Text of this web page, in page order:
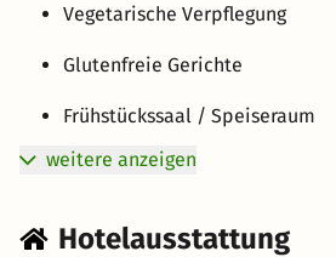
Vegetarische Verpflegung
Glutenfreie Gerichte
Frühstückssaal / Speiseraum
weitere anzeigen
Hotelausstattung